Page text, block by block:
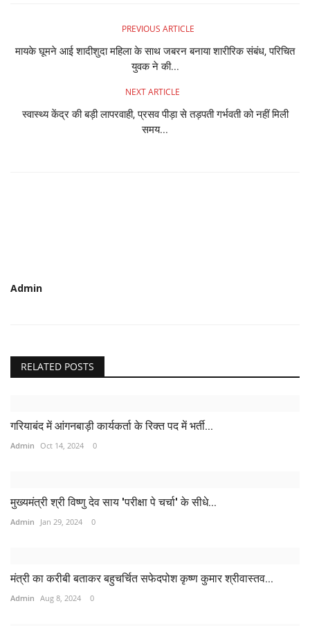
PREVIOUS ARTICLE
मायके घूमने आई शादीशुदा महिला के साथ जबरन बनाया शारीरिक संबंध, परिचित
युवक ने की...
NEXT ARTICLE
स्वास्थ्य केंद्र की बड़ी लापरवाही, प्रसव पीड़ा से तड़पती गर्भवती को नहीं मिली
समय...
Admin
RELATED POSTS
गरियाबंद में आंगनबाड़ी कार्यकर्ता के रिक्त पद में भर्ती...
Admin Oct 14, 2024 0
मुख्यमंत्री श्री विष्णु देव साय 'परीक्षा पे चर्चा' के सीधे...
Admin Jan 29, 2024 0
मंत्री का करीबी बताकर बहुचर्चित सफेदपोश कृष्ण कुमार श्रीवास्तव...
Admin Aug 8, 2024 0